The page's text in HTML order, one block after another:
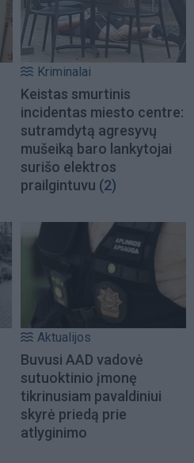
Kriminalai
Keistas smurtinis
incidentas miesto centre:
sutramdytą agresyvų
mušeiką baro lankytojai
surišo elektros
prailgintuvu (2)
Aktualijos
Buvusi AAD vadovė
sutuoktinio įmonę
tikrinusiam pavaldiniui
skyrė priedą prie
atlyginimo